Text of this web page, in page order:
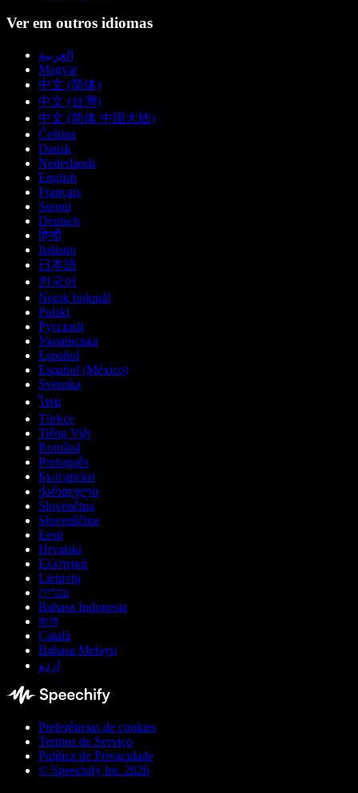
Ver em outros idiomas
العربية
Magyar
中文 (简体)
中文 (台灣)
中文 (简体 中国大陆)
Čeština
Dansk
Nederlands
English
Français
Suomi
Deutsch
हिन्दी
Italiano
日本語
한국어
Norsk bokmål
Polski
Русский
Українська
Español
Español (México)
Svenska
ไทย
Türkçe
Tiếng Việt
Română
Português
Български
ქართული
Slovenčina
Slovenščina
Eesti
Hrvatski
Ελληνικά
Lietuvių
עברית
Bahasa Indonesia
বাংলা
Català
Bahasa Melayu
اردو
Preferências de cookies
Termos de Serviço
Política de Privacidade
© Speechify Inc 2026